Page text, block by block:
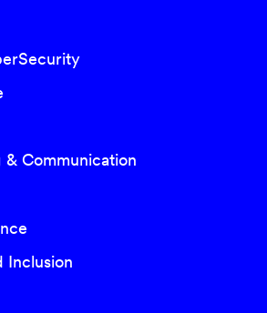
Communication
Inclusion